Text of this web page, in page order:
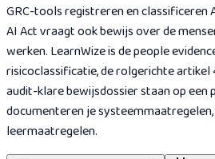
GRC-tools registreren en classificeren
AI Act vraagt ook bewijs over de
werken. LearnWize is de people
risicoclassificatie, de rolgerichte
audit-klare bewijsdossier staan op een
documenteren je
leermaatregelen.